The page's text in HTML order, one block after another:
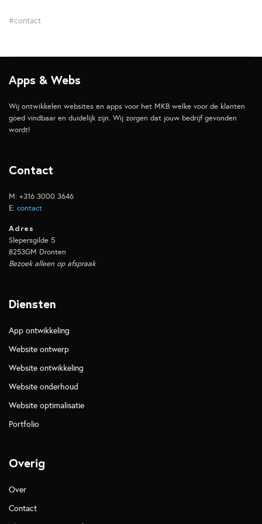
#contact
Apps & Webs
Wij ontwikkelen websites en apps voor het MKB welke voor de klanten
goed vindbaar en duidelijk zijn. Wij zorgen dat jouw bedrijf gevonden
wordt!
Contact
M: +316 3000 3646
E:contact
Adres
Slepersgilde 5
8253GM Dronten
Bezoek alleen op afspraak
Diensten
App ontwikkeling
Website ontwerp
Website ontwikkeling
Website onderhoud
Website optimalisatie
Portfolio
Overig
Over
Contact